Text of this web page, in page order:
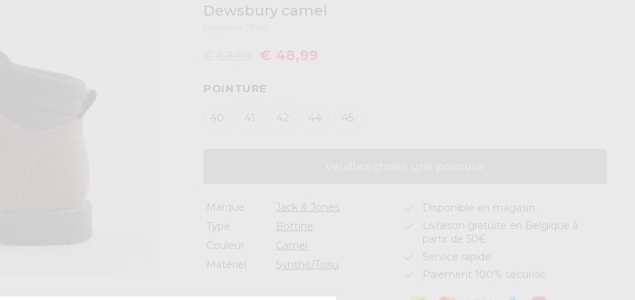
Dewsbury camel
€ 48,99
POINTURE
40 41 42 44 45
Marque
Jack & Jones
Type
Bottine
Couleur
Camel
Matériel
Synthé/Tissu
Disponible en magasin
Livraison gratuite en Belgique à
partir de 50€
Service rapide
Paiement 100% sécurisé